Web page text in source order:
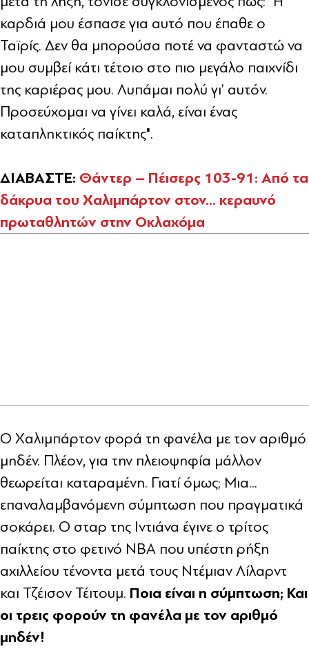
καρδιά μου έσπασε για αυτό που έπαθε ο
Ταϊρίς. Δεν θα μπορούσα ποτέ να φανταστώ να
μου συμβεί κάτι τέτοιο στο πιο μεγάλο παιχνίδι
της καριέρας μου. Λυπάμαι πολύ γι’ αυτόν.
Προσεύχομαι να γίνει καλά, είναι ένας
καταπληκτικός παίκτης".
ΔΙΑΒΑΣΤΕ: Θάντερ – Πέισερς 103-91: Από τα
δάκρυα του Χαλιμπάρτον στον... κεραυνό
πρωταθλητών στην Οκλαχόμα
Ο Χαλιμπάρτον φορά τη φανέλα με τον αριθμό
μηδέν. Πλέον, για την πλειοψηφία μάλλον
θεωρείται καταραμένη. Γιατί όμως; Μια...
επαναλαμβανόμενη σύμπτωση που πραγματικά
σοκάρει. Ο σταρ της Ιντιάνα έγινε ο τρίτος
παίκτης στο φετινό NBA που υπέστη ρήξη
αχιλλείου τένοντα μετά τους Ντέμιαν Λίλαρντ
και Τζέισον Τέιτουμ. Ποια είναι η σύμπτωση; Και
οι τρεις φορούν τη φανέλα με τον αριθμό
μηδέν!